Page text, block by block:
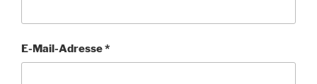
E-Mail-Adresse*